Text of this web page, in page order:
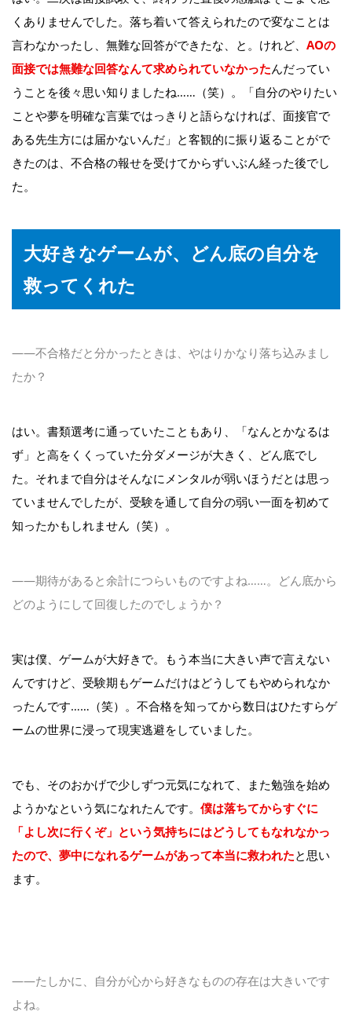
くありませんでした。落ち着いて答えられたので変なことは
言わなかったし、無難な回答ができたな、と。けれど、 AOの
面接では無難な回答なんて求められていなかったんだってい
うことを後々思い知りましたね……（笑）。「自分のやりたい
ことや夢を明確な言葉ではっきりと語らなければ、面接官で
ある先生方には届かないんだ」と客観的に振り返ることがで
きたのは、不合格の報せを受けてからずいぶん経った後でし
た。
大好きなゲームが、どん底の自分を
救ってくれた
――不合格だと分かったときは、やはりかなり落ち込みまし
たか？
はい。書類選考に通っていたこともあり、「なんとかなるは
ず」と高をくくっていた分ダメージが大きく、どん底でし
た。それまで自分はそんなにメンタルが弱いほうだとは思っ
ていませんでしたが、受験を通して自分の弱い一面を初めて
知ったかもしれません（笑）。
――期待があると余計につらいものですよね……。どん底から
どのようにして回復したのでしょうか？
実は僕、ゲームが大好きで。もう本当に大きい声で言えない
んですけど、受験期もゲームだけはどうしてもやめられなか
ったんです……（笑）。不合格を知ってから数日はひたすらゲ
ームの世界に浸って現実逃避をしていました。
でも、そのおかげで少しずつ元気になれて、また勉強を始め
ようかなという気になれたんです。 僕は落ちてからすぐに
「よし次に行くぞ」という気持ちにはどうしてもなれなかっ
たので、夢中になれるゲームがあって本当に救われたと思い
ます。
――たしかに、自分が心から好きなものの存在は大きいです
よね。